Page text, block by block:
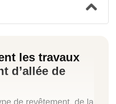
les travaux
d’allée de